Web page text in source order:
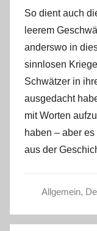
So dient auch
leerem
anderswo in
sinnlosen
Schwätzer in
ausgedacht
mit Worten
haben – aber
aus der
Allgemein,